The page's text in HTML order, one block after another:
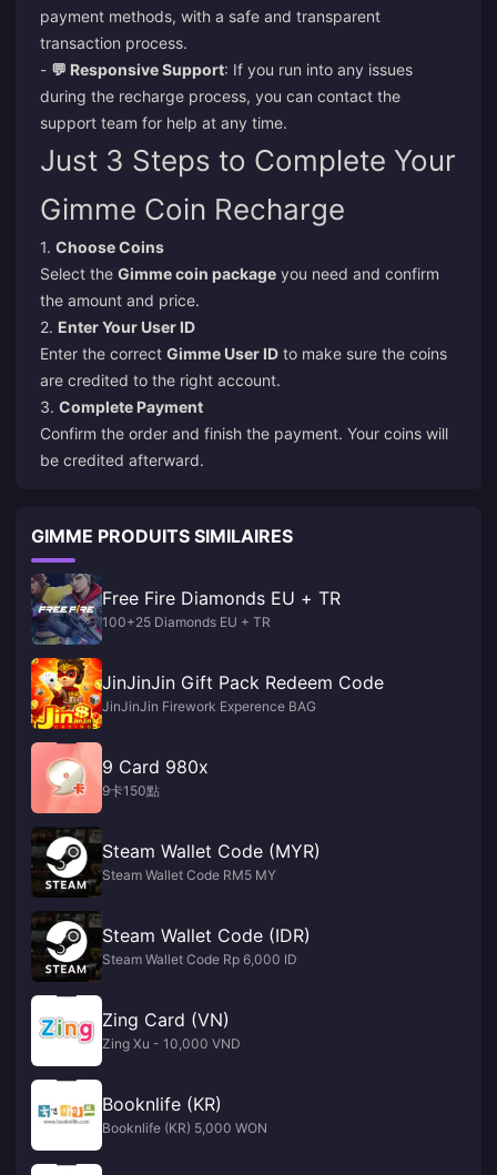
payment methods, with a safe and transparent
transaction process.
- 💬 Responsive Support: If you run into any issues
during the recharge process, you can contact the
support team for help at any time.
Just 3 Steps to Complete Your
Gimme Coin Recharge
1. Choose Coins
Select the Gimme coin package you need and confirm
the amount and price.
2. Enter Your User ID
Enter the correct Gimme User ID to make sure the coins
are credited to the right account.
3. Complete Payment
Confirm the order and finish the payment. Your coins will
be credited afterward.
GIMME PRODUITS SIMILAIRES
Free Fire Diamonds EU + TR
100+25 Diamonds EU + TR
JinJinJin Gift Pack Redeem Code
JinJinJin Firework Experence BAG
9 Card 980x
9卡150點
Steam Wallet Code (MYR)
Steam Wallet Code RM5 MY
Steam Wallet Code (IDR)
Steam Wallet Code Rp 6,000 ID
Zing Card (VN)
Zing Xu - 10,000 VND
Booknlife (KR)
Booknlife (KR) 5,000 WON